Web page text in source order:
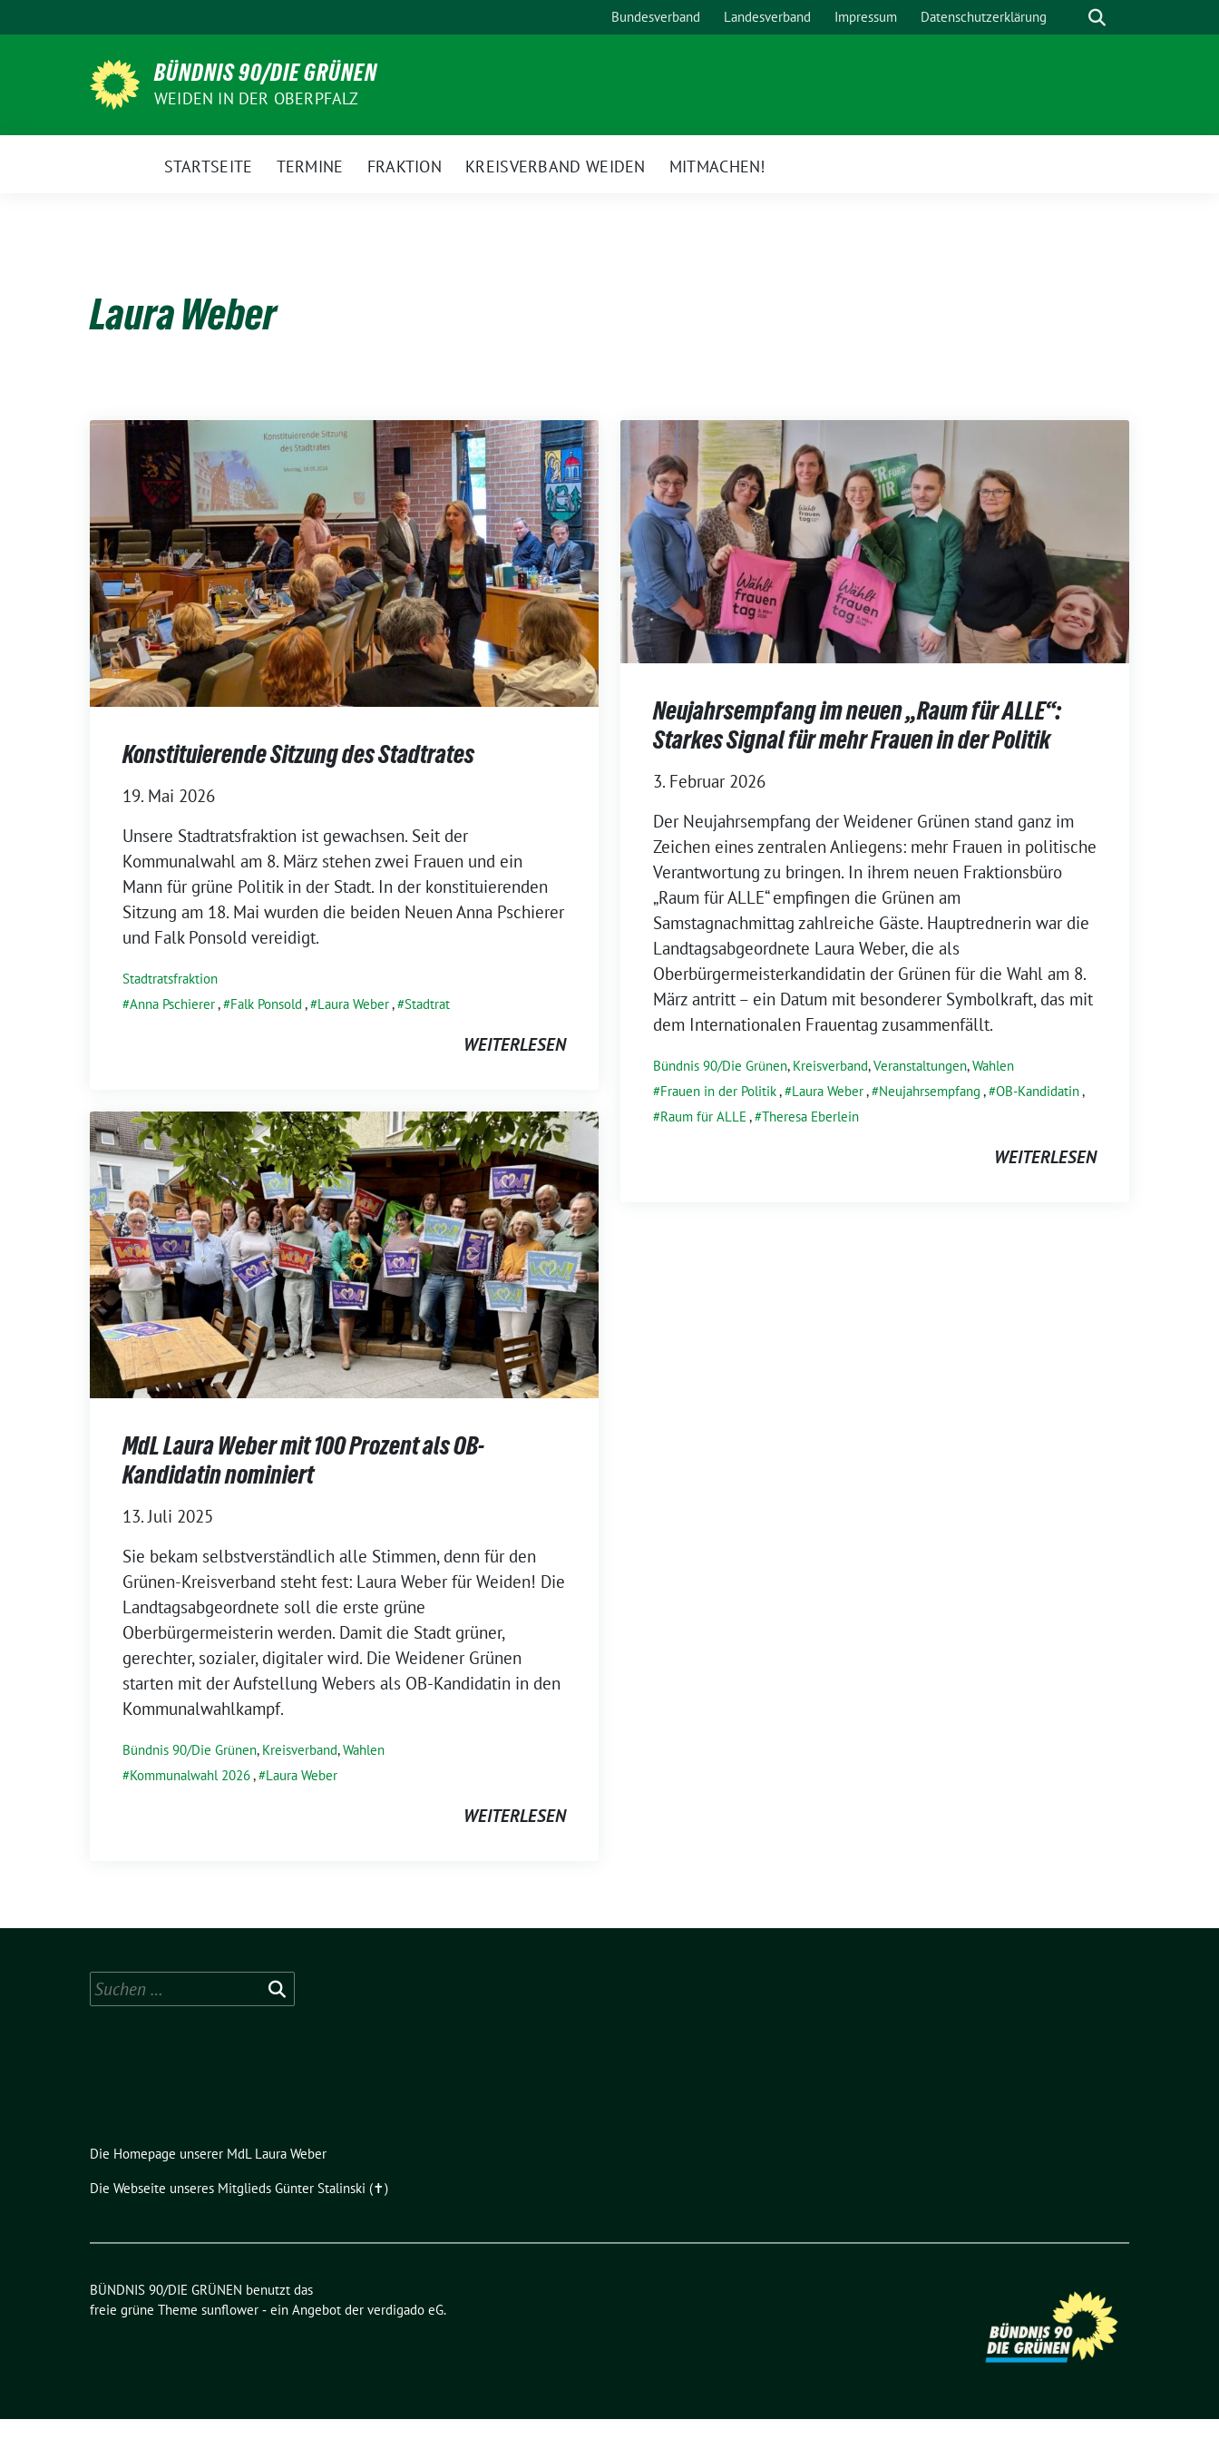
zum
Bundesverband Landesverband Impressum Datenschutzerklärung Suche
BÜNDNIS 90/DIE GRÜNEN
WEIDEN IN DER OBERPFALZ
STARTSEITE TERMINE FRAKTION KREISVERBAND WEIDEN MITMACHEN!
Laura Weber
Konstituierende Sitzung des Stadtrates
19. Mai 2026
Unsere Stadtratsfraktion ist gewachsen. Seit der
Kommunalwahl am 8. März stehen zwei Frauen und ein
Mann für grüne Politik in der Stadt. In der konstituierenden
Sitzung am 18. Mai wurden die beiden Neuen Anna Pschierer
und Falk Ponsold vereidigt.
Stadtratsfraktion
Anna Pschierer, Falk Ponsold , Laura Weber, Stadtrat
WEITERLESEN
Neujahrsempfang im neuen „Raum für ALLE“:
Starkes Signal für mehr Frauen in der Politik
3. Februar 2026
Der Neujahrsempfang der Weidener Grünen stand ganz im
Zeichen eines zentralen Anliegens: mehr Frauen in politische
Verantwortung zu bringen. In ihrem neuen Fraktionsbüro
„Raum für ALLE“ empfingen die Grünen am
Samstagnachmittag zahlreiche Gäste. Hauptrednerin war die
Landtagsabgeordnete Laura Weber, die als
Oberbürgermeisterkandidatin der Grünen für die Wahl am 8.
März antritt – ein Datum mit besonderer Symbolkraft, das mit
dem Internationalen Frauentag zusammenfällt.
Bündnis 90/Die Grünen, Kreisverband,Veranstaltungen,Wahlen
Frauen in der Politik, Laura Weber, Neujahrsempfang , OB-Kandidatin,
Raum für ALLE , Theresa Eberlein
WEITERLESEN
MdL Laura Weber mit 100 Prozent als OB-
Kandidatin nominiert
13. Juli 2025
Sie bekam selbstverständlich alle Stimmen, denn für den
Grünen-Kreisverband steht fest: Laura Weber für Weiden! Die
Landtagsabgeordnete soll die erste grüne
Oberbürgermeisterin werden. Damit die Stadt grüner,
gerechter, sozialer, digitaler wird. Die Weidener Grünen
starten mit der Aufstellung Webers als OB-Kandidatin in den
Kommunalwahlkampf.
Bündnis 90/Die Grünen, Kreisverband,Wahlen
Kommunalwahl 2026, Laura Weber
WEITERLESEN
Suchen
nach:
Die Homepage unserer MdL Laura Weber
Die Webseite unseres Mitglieds Günter Stalinski (✝︎)
BÜNDNIS 90/DIE GRÜNEN benutzt das
freie grüne Theme sunflower ‐ ein Angebot der verdigado eG.